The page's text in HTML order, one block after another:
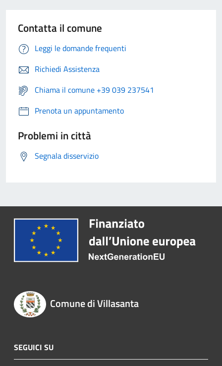
Contatta il comune
Leggi le domande frequenti
Richiedi Assistenza
Chiama il comune +39 039 237541
Prenota un appuntamento
Problemi in città
Segnala disservizio
Comune di Villasanta
SEGUICI SU